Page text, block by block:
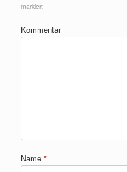
markiert
Kommentar
Name *